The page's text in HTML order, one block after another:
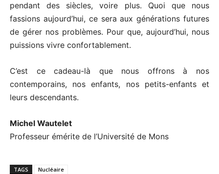
pendant des siècles, voire plus. Quoi que nous
fassions aujourd’hui, ce sera aux générations futures
de gérer nos problèmes. Pour que, aujourd’hui, nous
puissions vivre confortablement.
C’est ce cadeau-là que nous offrons à nos
contemporains, nos enfants, nos petits-enfants et
leurs descendants.
Michel Wautelet
Professeur émérite de l’Université de Mons
TAGS Nucléaire